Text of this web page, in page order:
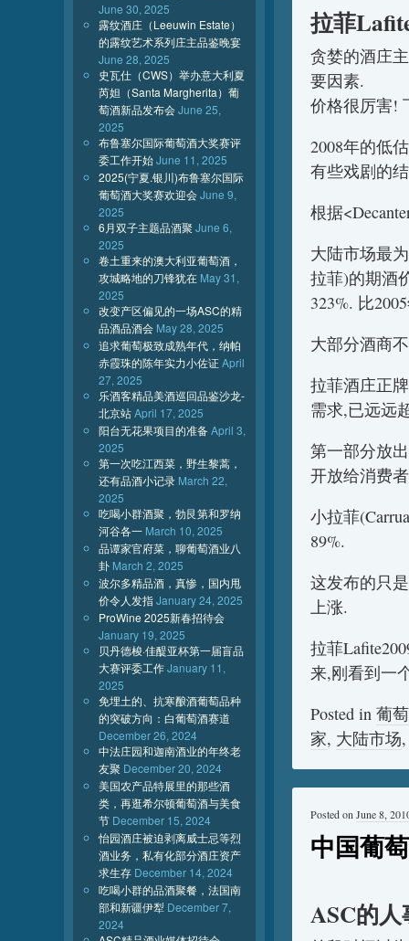
拉菲
贪婪的酒庄
要因素.
价格很厉害!
2008年的低
有些戏剧的
根据
大陆市场最
拉菲)的期酒
323%. 比
大部分酒商
拉菲酒庄正
需求,已远远
第一部分放
开放给消费
小拉菲
89%.
这发布的只
上涨.
拉菲
来,刚看到一
Posted in 葡
家, 大陆市场
中国葡
Posted on June 8,
ASC的
June 30, 2025
露纹酒庄（Leeuwin Estate）
的露纹艺术系列庄主品鉴晚宴
June 28, 2025
史瓦仕（CWS）举办意大利夏
芮妲（Santa Margherita）葡
萄酒新品发布会June 25,
2025
布鲁塞尔国际葡萄酒大奖赛评
委工作开始June 11, 2025
2025(宁夏.银川)布鲁塞尔国际
葡萄酒大奖赛欢迎会June 9,
2025
6月双子主题品酒聚 June 6,
2025
卷土重来的澳大利亚葡萄酒，
攻城略地的刀锋犹在 May 31,
2025
改变产区偏见的一场ASC的精
品酒品酒会 May 28, 2025
追求葡萄极致成熟年代，纳帕
赤霞珠的陈年实力小佐证April
27, 2025
乐酒客精品美酒巡回品鉴沙龙-
北京站April 17, 2025
阳台无花果项目的准备April 3,
2025
第一次吃江西菜，野生黎蒿，
还有品酒小记录 March 22,
2025
吃喝小群酒聚，勃艮第和罗纳
河谷各一 March 10, 2025
品谭家官府菜，聊葡萄酒业八
卦 March 2, 2025
波尔多精品酒，真惨，国内甩
价令人发指January 24, 2025
ProWine 2025新春招待会
January 19, 2025
贝丹德梭·佳醍亚杯第一届盲品
大赛评委工作January 11,
2025
免埋土的、抗寒酿酒葡萄品种
的突破方向：白葡萄酒赛道
December 26, 2024
中法庄园和迦南酒业的年终老
友聚 December 20, 2024
美国农产品特展里的那些酒
类，再逛希尔顿葡萄酒与美食
节 December 15, 2024
怡园酒庄被迫剥离威士忌等烈
酒业务，私有化部分酒庄资产
求生存 December 14, 2024
吃喝小群的品酒聚餐，法国南
部和新疆伊犁 December 7,
2024